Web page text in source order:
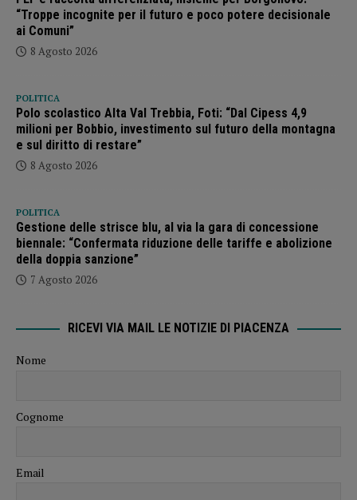
“Troppe incognite per il futuro e poco potere decisionale
ai Comuni”
8 Agosto 2026
POLITICA
Polo scolastico Alta Val Trebbia, Foti: “Dal Cipess 4,9
milioni per Bobbio, investimento sul futuro della montagna
e sul diritto di restare”
8 Agosto 2026
POLITICA
Gestione delle strisce blu, al via la gara di concessione
biennale: “Confermata riduzione delle tariffe e abolizione
della doppia sanzione”
7 Agosto 2026
RICEVI VIA MAIL LE NOTIZIE DI PIACENZA
Nome
Cognome
Email